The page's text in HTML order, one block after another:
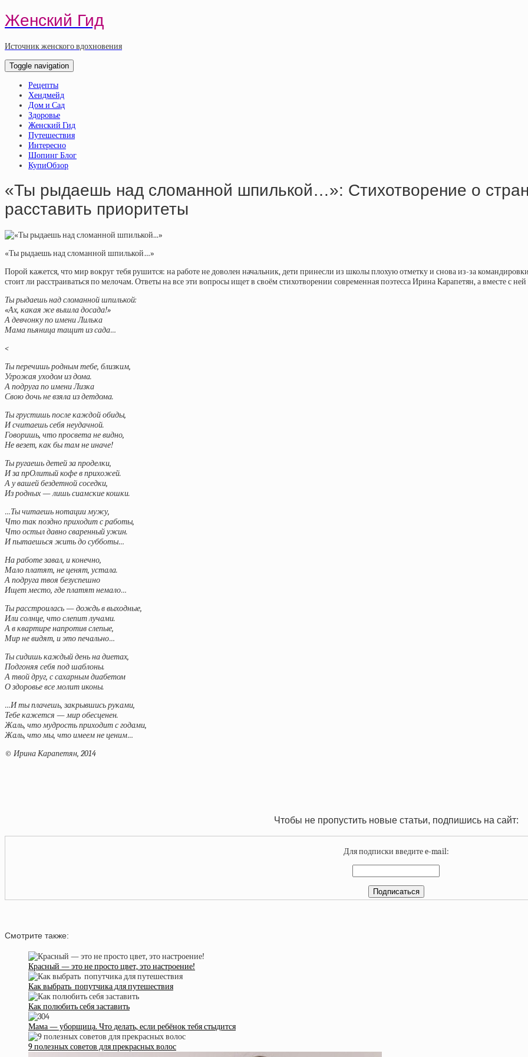
Женский Гид
Источник женского вдохновения
Toggle navigation
Рецепты
Хендмейд
Дом и Сад
Здоровье
Женский Гид
Путешествия
Интересно
Шопинг Блог
КупиОбзор
«Ты рыдаешь над сломанной шпилькой…»: Стихотворение о
расставить приоритеты
«Ты рыдаешь над сломанной шпилькой…»
Порой кажется, что мир вокруг тебя рушится: на работе не доволен начальник, дети принесли из школы плохую отметку и снова из-за
стоит ли расстраиваться по мелочам. Ответы на все эти вопросы ищет в своём стихотворении современная поэтесса Ирина Карапетян, а вместе с
Ты рыдаешь над сломанной шпилькой:
«Ах, какая же вышла досада!»
А девчонку по имени Лилька
Мама пьяница тащит из сада…
<
Ты перечишь родным тебе, близким,
Угрожая уходом из дома.
А подруга по имени Лизка
Свою дочь не взяла из детдома.
Ты грустишь после каждой обиды,
И считаешь себя неудачной.
Говоришь, что просвета не видно,
Не везет, как бы там не иначе!
Ты ругаешь детей за проделки,
И за прОлитый кофе в прихожей.
А у вашей бездетной соседки,
Из родных — лишь сиамские кошки.
…Ты читаешь нотации мужу,
Что так поздно приходит с работы,
Что остыл давно сваренный ужин.
И пытаешься жить до субботы…
На работе завал, и конечно,
Мало платят, не ценят, устала.
А подруга твоя безуспешно
Ищет место, где платят немало…
Ты расстроилась — дождь в выходные,
Или солнце, что слепит лучами.
А в квартире напротив слепые,
Мир не видят, и это печально…
Ты сидишь каждый день на диетах,
Подгоняя себя под шаблоны.
А твой друг, с сахарным диабетом
О здоровье все молит иконы.
…И ты плачешь, закрывшись руками,
Тебе кажется — мир обесценен.
Жаль, что мудрость приходит с годами,
Жаль, что мы, что имеем не ценим…
© Ирина Карапетян, 2014
Чтобы не пропустить новые статьи, подпишись на сайт:
Для подписки введите e-mail:
Смотрите также:
Красный — это не просто цвет, это настроение!
Как выбрать попутчика для путешествия
Как полюбить себя заставить
Мама — уборщица. Что делать, если ребёнок тебя стыдится
9 полезных советов для прекрасных волос